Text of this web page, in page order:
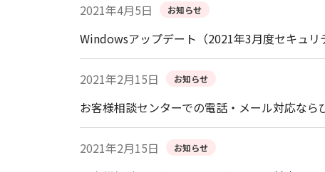
2021年4月5日 お知らせ
Windowsアップデート（2021年3月度セキュ
2021年2月15日 お知らせ
お客様相談センターでの電話・メール対応な
2021年2月15日 お知らせ